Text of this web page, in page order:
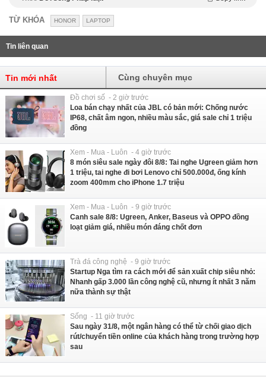
TỪ KHÓA HONOR LAPTOP
Tin liên quan
Tin mới nhất Cùng chuyên mục
Đồ chơi số - 2 giờ trước
Loa bán chạy nhất của JBL có bản mới: Chống nước
IP68, chất âm ngon, nhiều màu sắc, giá sale chỉ 1 triệu
đồng
Xem - Mua - Luôn - 4 giờ trước
8 món siêu sale ngày đôi 8/8: Tai nghe Ugreen giảm hơn
1 triệu, tai nghe đi bơi Lenovo chỉ 500.000đ, ống kính
zoom 400mm cho iPhone 1.7 triệu
Xem - Mua - Luôn - 9 giờ trước
Canh sale 8/8: Ugreen, Anker, Baseus và OPPO đồng
loạt giảm giá, nhiều món đáng chốt đơn
Trà đá công nghệ - 9 giờ trước
Startup Nga tìm ra cách mới để sản xuất chip siêu nhỏ:
Nhanh gấp 3.000 lần công nghệ cũ, nhưng ít nhất 3 năm
nữa thành sự thật
Sống - 11 giờ trước
Sau ngày 31/8, một ngân hàng có thể từ chối giao dịch
rút/chuyển tiền online của khách hàng trong trường hợp
sau